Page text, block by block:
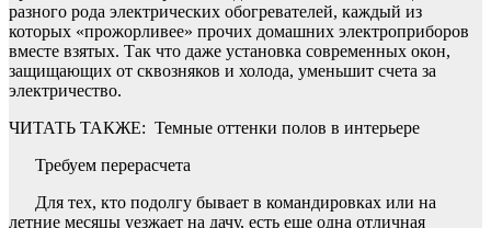
разного рода электрических обогревателей, каждый из
которых «прожорливее» прочих домашних электроприборов
вместе взятых. Так что даже установка современных окон,
защищающих от сквозняков и холода, уменьшит счета за
электричество.
ЧИТАТЬ ТАКЖЕ: Темные оттенки полов в интерьере
Требуем перерасчета
Для тех, кто подолгу бывает в командировках или на
летние месяцы уезжает на дачу, есть еще одна отличная